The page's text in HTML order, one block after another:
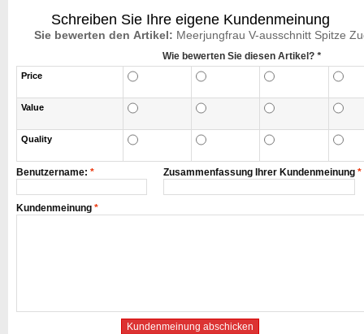
Schreiben Sie Ihre eigene Kundenmeinung
Sie bewerten den Artikel: Meerjungfrau V-ausschnitt Spitze
Wie bewerten Sie diesen Artikel? *
Price
Value
Quality
*
Benutzername: *
Zusammenfassung Ihrer Kundenmeinung
*
Kundenmeinung
Kundenmeinung abschicken